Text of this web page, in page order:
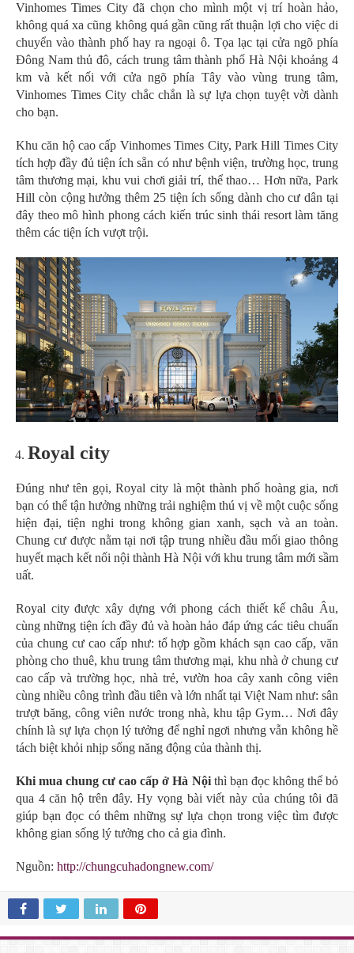
Vinhomes Times City đã chọn cho mình một vị trí hoàn hảo,
không quá xa cũng không quá gần cũng rất thuận lợi cho việc di
chuyển vào thành phố hay ra ngoại ô. Tọa lạc tại cửa ngõ phía
Đông Nam thủ đô, cách trung tâm thành phố Hà Nội khoảng 4
km và kết nối với cửa ngõ phía Tây vào vùng trung tâm,
Vinhomes Times City chắc chắn là sự lựa chọn tuyệt vời dành
cho bạn.
Khu căn hộ cao cấp Vinhomes Times City, Park Hill Times City
tích hợp đầy đủ tiện ích sẵn có như bệnh viện, trường học, trung
tâm thương mại, khu vui chơi giải trí, thể thao… Hơn nữa, Park
Hill còn cộng hưởng thêm 25 tiện ích sống dành cho cư dân tại
đây theo mô hình phong cách kiến trúc sinh thái resort làm tăng
thêm các tiện ích vượt trội.
Royal city
Đúng như tên gọi, Royal city là một thành phố hoàng gia, nơi
bạn có thể tận hưởng những trải nghiệm thú vị về một cuộc sống
hiện đại, tiện nghi trong không gian xanh, sạch và an toàn.
Chung cư được nằm tại nơi tập trung nhiều đầu mối giao thông
huyết mạch kết nối nội thành Hà Nội với khu trung tâm mới sầm
uất.
Royal city được xây dựng với phong cách thiết kế châu Âu,
cùng những tiện ích đầy đủ và hoàn hảo đáp ứng các tiêu chuẩn
của chung cư cao cấp như: tổ hợp gồm khách sạn cao cấp, văn
phòng cho thuê, khu trung tâm thương mại, khu nhà ở chung cư
cao cấp và trường học, nhà trẻ, vườn hoa cây xanh công viên
cùng nhiều công trình đầu tiên và lớn nhất tại Việt Nam như: sân
trượt băng, công viên nước trong nhà, khu tập Gym… Nơi đây
chính là sự lựa chọn lý tưởng để nghỉ ngơi nhưng vẫn không hề
tách biệt khỏi nhịp sống năng động của thành thị.
Khi mua chung cư cao cấp ở Hà Nội thì bạn đọc không thể bỏ
qua 4 căn hộ trên đây. Hy vọng bài viết này của chúng tôi đã
giúp bạn đọc có thêm những sự lựa chọn trong việc tìm được
không gian sống lý tưởng cho cả gia đình.
Nguồn: http://chungcuhadongnew.com/